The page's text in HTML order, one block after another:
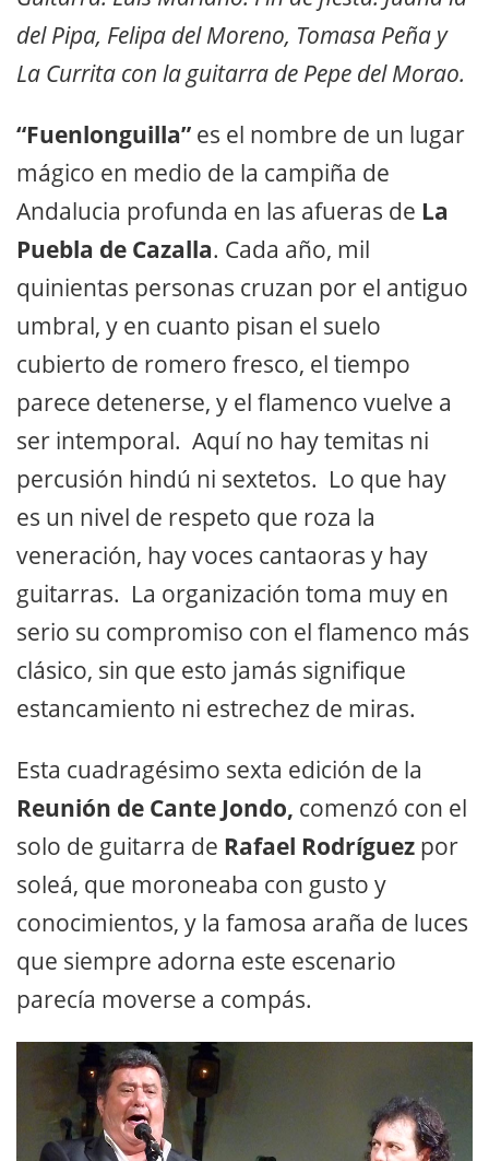
del Pipa, Felipa del Moreno, Tomasa Peña y
La Currita con la guitarra de Pepe del Morao.
“Fuenlonguilla” es el nombre de un lugar
mágico en medio de la campiña de
Andalucia profunda en las afueras de La
Puebla de Cazalla. Cada año, mil
quinientas personas cruzan por el antiguo
umbral, y en cuanto pisan el suelo
cubierto de romero fresco, el tiempo
parece detenerse, y el flamenco vuelve a
ser intemporal. Aquí no hay temitas ni
percusión hindú ni sextetos. Lo que hay
es un nivel de respeto que roza la
veneración, hay voces cantaoras y hay
guitarras. La organización toma muy en
serio su compromiso con el flamenco más
clásico, sin que esto jamás signifique
estancamiento ni estrechez de miras.
Esta cuadragésimo sexta edición de la
Reunión de Cante Jondo, comenzó con el
solo de guitarra de Rafael Rodríguez por
soleá, que moroneaba con gusto y
conocimientos, y la famosa araña de luces
que siempre adorna este escenario
parecía moverse a compás.